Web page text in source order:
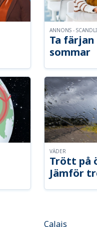
Ta
sommar
ANNONS -
Trött på
Jämför
VÄDER
Calais